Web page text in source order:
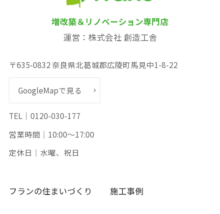
増改築＆リノベーション専門店
運営：株式会社 創造工舎
〒635-0832 奈良県北葛城郡広陵町馬見中1-8-22
GoogleMapで見る
TEL｜0120-030-177
営業時間｜10:00～17:00
定休日｜水曜、祝日
フランの住まいづくり 施工事例